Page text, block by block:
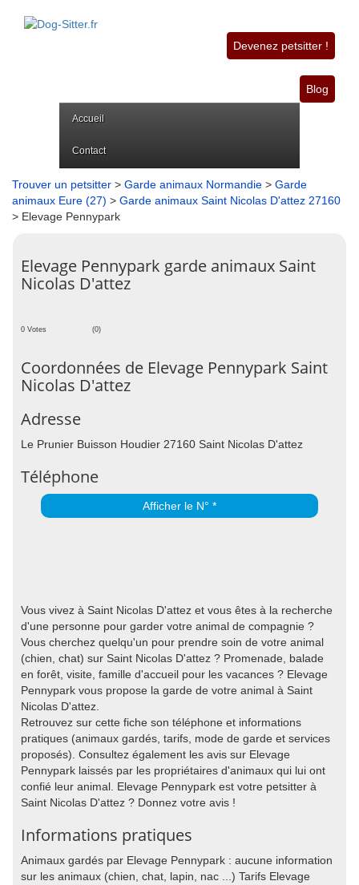
Devenez petsitter !
Blog
Accueil
Contact
Trouver un petsitter > Garde animaux Normandie > Garde
animaux Eure (27) > Garde animaux Saint Nicolas D'attez 27160
> Elevage Pennypark
Elevage Pennypark garde animaux Saint
Nicolas D'attez
0 Votes (0)
Coordonnées de Elevage Pennypark Saint
Nicolas D'attez
Adresse
Le Prunier Buisson Houdier 27160 Saint Nicolas D'attez
Téléphone
Afficher le N° *
Vous vivez à Saint Nicolas D'attez et vous êtes à la recherche
d'une personne pour garder votre animal de compagnie ?
Vous cherchez quelqu'un pour prendre soin de votre animal
(chien, chat) sur Saint Nicolas D'attez ? Promenade, balade
en forêt, visite, famille d'accueil pour les vacances ? Elevage
Pennypark vous propose la garde de votre animal à Saint
Nicolas D'attez.
Retrouvez sur cette fiche son téléphone et informations
pratiques (animaux gardés, tarifs, mode de garde et services
proposés). Consultez également les avis sur Elevage
Pennypark laissés par les propriétaires d'animaux qui lui ont
confié leur animal. Elevage Pennypark est votre petsitter à
Saint Nicolas D'attez ? Donnez votre avis !
Informations pratiques
Animaux gardés par Elevage Pennypark : aucune information
sur les animaux (chien, chat, lapin, nac ...) Tarifs Elevage